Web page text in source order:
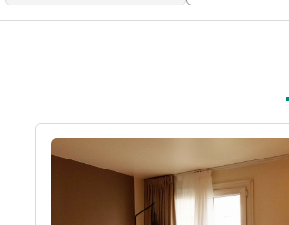
세부 정보 보기